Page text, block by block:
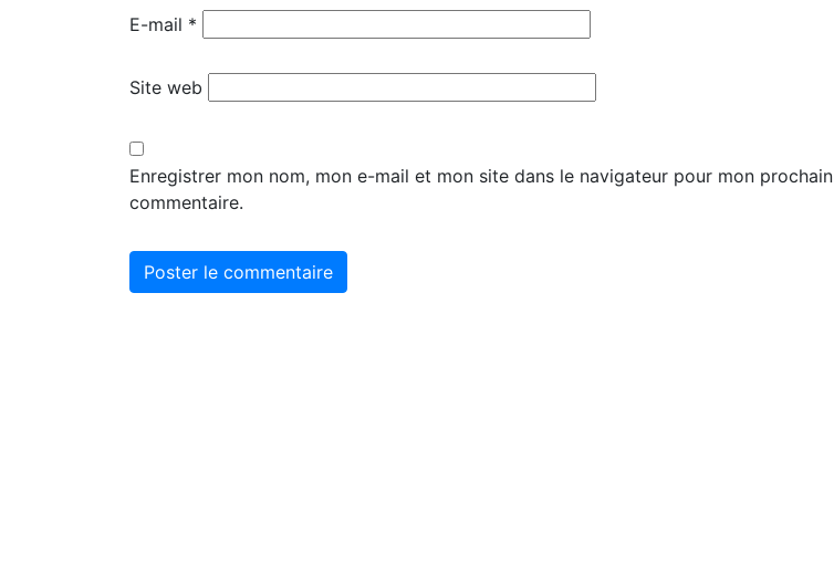
E-mail *
Site web
Enregistrer mon nom, mon e-mail et mon site dans le navigateur pour mon prochain
commentaire.